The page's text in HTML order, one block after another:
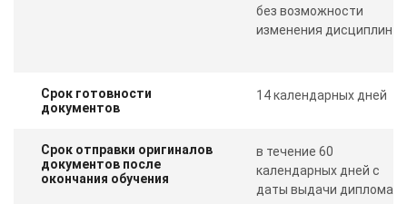
без возможности
изменения дисциплин
Срок готовности
документов
14 календарных дней
Срок отправки оригиналов
документов после
окончания обучения
в течение 60
календарных дней с
даты выдачи диплома